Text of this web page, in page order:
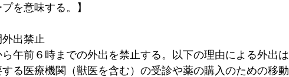
を意味する。】
出禁止
午前６時までの外出を禁止する。以下の理由による外出
する医療機関（獣医を含む）の受診や薬の購入のための移